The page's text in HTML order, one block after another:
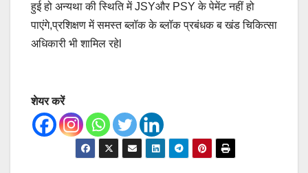
हुई हो अन्यथा की स्थिति में JSYऔर PSY के पेमेंट नहीं हो
पाएंगे,प्रशिक्षण में समस्त ब्लॉक के ब्लॉक प्रबंधक ब खंड चिकित्सा
अधिकारी भी शामिल रहेl
शेयर करें